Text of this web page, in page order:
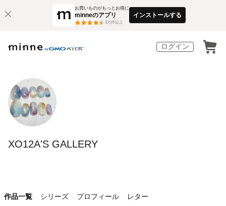
お買いものがもっとお得に
minneのアプリ
3万件以上
インストールする
ログイン
XO12A'S GALLERY
作品一覧 シリーズ プロフィール レター